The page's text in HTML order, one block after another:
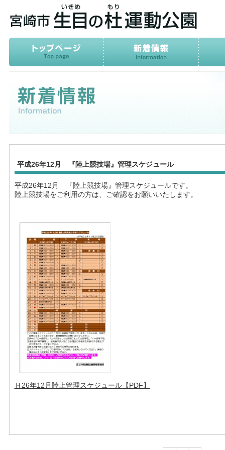
平成26年12月 『陸上競技場』管理スケジュール
平成26年12月 『陸上競技場』管理スケジュールです。
陸上競技場をご利用の方は、ご確認をお願いいたします。
Ｈ26年12月陸上管理スケジュール【PDF】